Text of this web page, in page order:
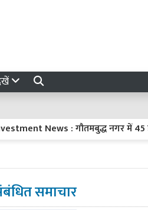
News : गौतमबुद्ध नगर में 45 हजार
समाचार